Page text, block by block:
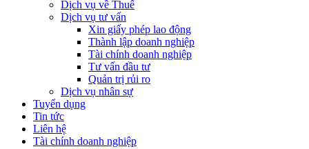
Dịch vụ về Thuế
Dịch vụ tư vấn
Xin giấy phép lao động
Thành lập doanh nghiệp
Tài chính doanh nghiệp
Tư vấn đầu tư
Quản trị rủi ro
Dịch vụ nhân sự
Tuyển dụng
Tin tức
Liên hệ
Tài chính doanh nghiệp